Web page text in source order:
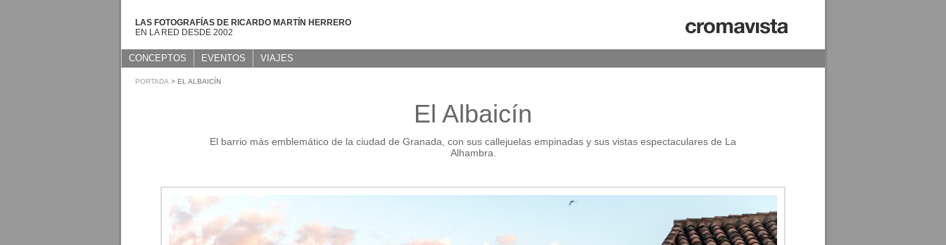
LAS FOTOGRAFÍAS DE RICARDO MARTÍN HERRERO
EN LA RED DESDE 2002
CONCEPTOS EVENTOS VIAJES
PORTADA > EL ALBAICÍN
El Albaicín
El barrio más emblemático de la ciudad de Granada, con sus callejuelas empinadas y sus vistas espectaculares de La
Alhambra.